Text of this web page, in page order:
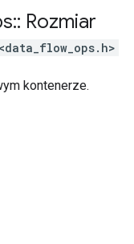
:: Rozmiar
kontenerze.